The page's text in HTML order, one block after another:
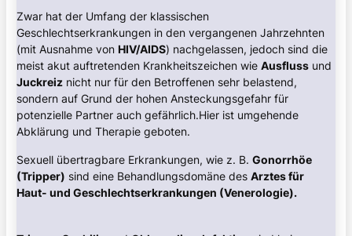
Zwar hat der Umfang der klassischen
Geschlechtserkrankungen in den vergangenen Jahrzehnten
(mit Ausnahme von HIV/AIDS) nachgelassen, jedoch sind die
meist akut auftretenden Krankheitszeichen wieAusfluss und
Juckreiz nicht nur für den Betroffenen sehr belastend,
sondern auf Grund der hohen Ansteckungsgefahr für
potenzielle Partner auch gefährlich.Hier ist umgehende
Abklärung und Therapie geboten.
Sexuell übertragbare Erkrankungen, wie z. B.Gonorrhöe
(Tripper) sind eine Behandlungsdomäne desArztes für
Haut- und Geschlechtserkrankungen (Venerologie).